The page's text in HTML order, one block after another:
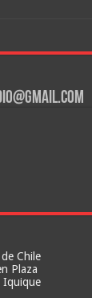
Chile
Plaza
Iquique